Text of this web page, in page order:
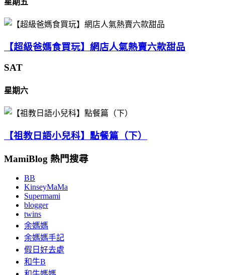
星期五
【超級爸媽食買玩】網店人氣熱賣六款甜品
SAT
星期六
【祖教日語小兒科】點餐篇（下）
MamiBlog 熱門搜尋
BB
KinseyMaMa
Supermami
blogger
twins
余媽媽
余媽媽手記
假日好去處
和牛B